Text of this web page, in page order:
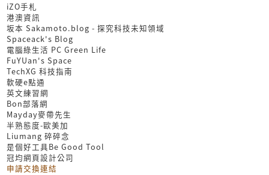
iZO手札
港澳資訊
坂本 Sakamoto.blog - 探究科技未知領域
Spaceack's Blog
電腦綠生活 PC Green Life
FuYUan's Space
TechXG 科技指南
軟硬e點通
英文練習網
Bon部落網
Mayday麥帶先生
半熟態度-歐美加
Liumang 碎碎念
是個好工具Be Good Tool
冠均網頁設計公司
申請交換連結